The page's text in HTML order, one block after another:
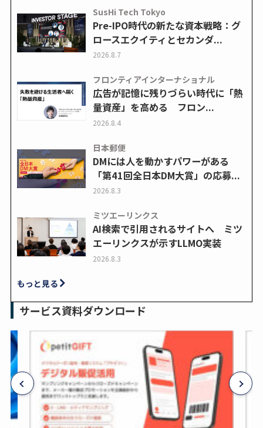
SusHi Tech Tokyo
Pre-IPO時代の新たな資本戦略：グ
ロースエクイティとセカンダ...
2026.8.7
フロンティアインターナショナル
広告が記憶に残りづらい時代に「熱
量資産」を高める フロン...
2026.8.4
日本郵便
DMには人を動かすパワーがある
「第41回全日本DM大賞」の応募...
2026.8.3
ミツエーリンクス
AI検索で引用されるサイトへ ミツ
エーリンクスが示すLLMO実装
2026.8.3
もっと見る
サービス資料ダウンロード